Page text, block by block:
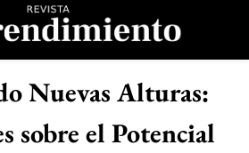
Revista
Nuevas Alturas:
sobre el Potencial